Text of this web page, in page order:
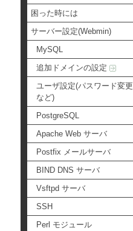
困った時には
サーバー設定(Webmin)
MySQL
追加ドメインの設定
ユーザ設定(パスワード変更
など)
PostgreSQL
Apache Web サーバ
Postfix メールサーバ
BIND DNS サーバ
Vsftpd サーバ
SSH
Perl モジュール